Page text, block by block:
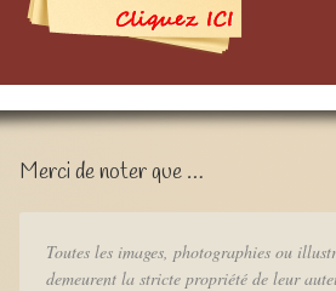
Merci de noter que …
Toutes les images, photographies ou
demeurent la stricte propriété de leur